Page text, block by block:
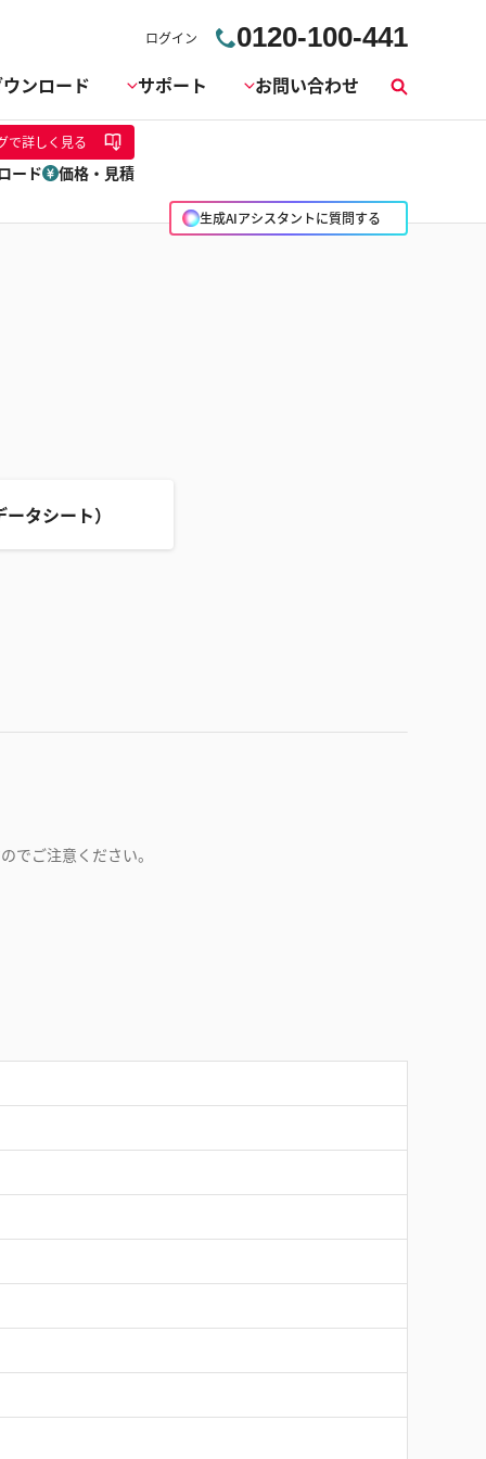
ログイン 0120-100-441
ンロード サポート お問い合わせ
索
生成AIアシスタントに質問する
で詳しく見る
ード 価格・見積
タシート）
でご注意ください。